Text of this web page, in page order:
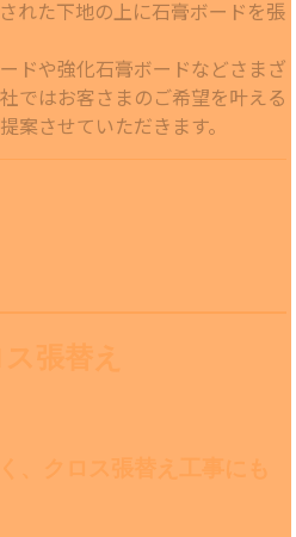
れた下地の上に石膏ボードを張
ドや強化石膏ボードなどさまざ
ではお客さまのご希望を叶える
案させていただきます。
張替え
、クロス張替え工事にも